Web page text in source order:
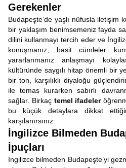
Gerekenler
Budapeşte’de yaşlı nüfusla iletişim
bir yaklaşım benimsemeniz fayda
dilini kullanmayı tercih eder ve
konuşmanız, basit cümleler
yararlanmanız anlaşmayı
kültüründe saygılı hitap önemli bir
bir ton, karşılıklı diyaloğu
ile temas kurarken sabırlı
sağlar. Birkaç temel ifadeler
bu küçük detaylara dikkat
karşılanırsınız.
İngilizce Bilmeden
İpuçları
İngilizce bilmeden Budapeşte’yi